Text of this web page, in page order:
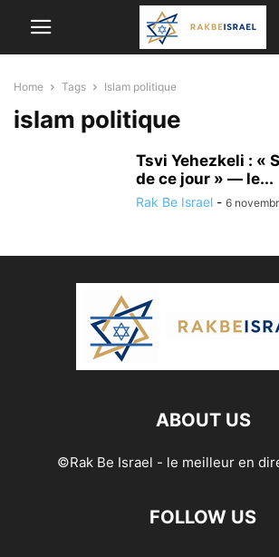
Home Tags Islam politique
islam politique
Tsvi Yehezkeli : «
de ce jour » — le...
Rak Be Israel - 6
ABOUT US
©Rak Be Israel - le meilleur en
FOLLOW US